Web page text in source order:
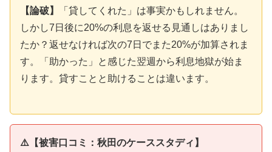
【論破】
「貸してくれた」は事実かもしれません。
しかし7日後に20%の利息を返せる見通しはありまし
たか？返せなければ次の7日でまた20%が加算されま
す。「助かった」と感じた翌週から利息地獄が始ま
ります。貸すことと助けることは違います。
⚠️【被害口コミ：秋田のケーススタディ】